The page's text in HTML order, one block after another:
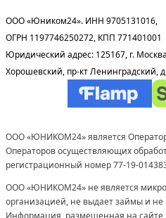
ООО «Юником24». ИНН 9705131016,
ОГРН 1197746250272, КПП 771401001
Юридический адрес: 125167, г.
Хорошевский, пр-кт Ленинградский,
ООО «ЮНИКОМ24» является
Операторов осуществляющих
регистрационный номер 77-19-
ООО «ЮНИКОМ24» не является
организацией, не выдает займы и не
Информация, размещенная на